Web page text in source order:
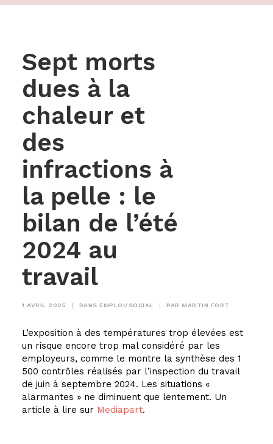
Sept morts
dues à la
chaleur et
des
infractions à
la pelle : le
bilan de l’été
2024 au
travail
1 AVRIL 2025 | DANS EMPLOI/SOCIAL | PAR MARTIN FORT
L’exposition à des températures trop élevées est
un risque encore trop mal considéré par les
employeurs, comme le montre la synthèse des 1
500 contrôles réalisés par l’inspection du travail
de juin à septembre 2024. Les situations «
alarmantes » ne diminuent que lentement. Un
article à lire sur Mediapart.